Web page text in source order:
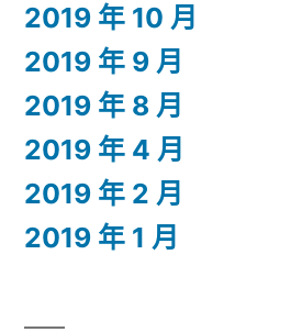
2019 年 10 月
2019 年 9 月
2019 年 8 月
2019 年 4 月
2019 年 2 月
2019 年 1 月